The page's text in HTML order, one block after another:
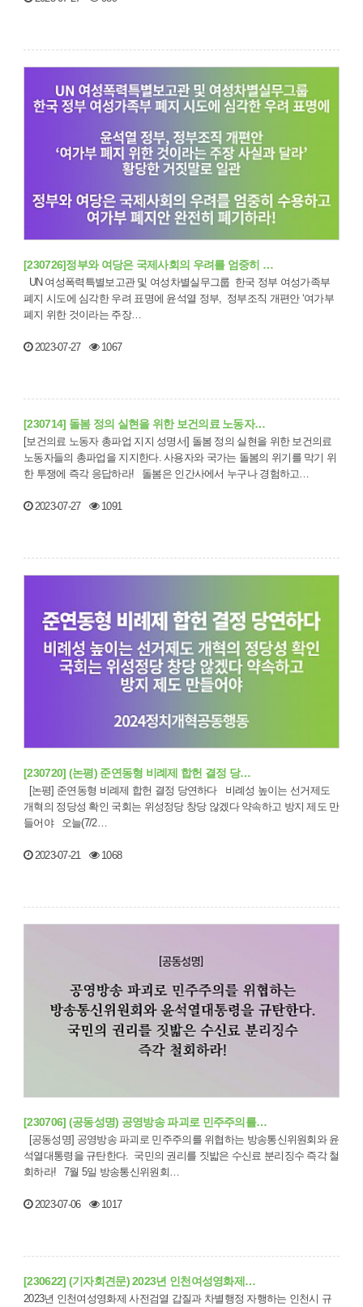
[230726]정부와 여당은 국제사회의 우려를 엄중히 …
폐지 시도에 심각한 우려 표명에 윤석열 정부, 정부조직 개편안 ‘여가부
폐지 위한 것이라는 주장…
2023-07-27 1067
[230714] 돌봄 정의 실현을 위한 보건의료 노동자…
[보건의료 노동자 총파업 지지 성명서] 돌봄 정의 실현을 위한 보건의료
노동자들의 총파업을 지지한다. 사용자와 국가는 돌봄의 위기를 막기 위
한 투쟁에 즉각 응답하라! 돌봄은 인간사에서 누구나 경험하고…
2023-07-27 1091
[230720] (논평) 준연동형 비례제 합헌 결정 당…
개혁의 정당성 확인 국회는 위성정당 창당 않겠다 약속하고 방지 제도 만
들어야 오늘(7/2…
2023-07-21 1068
[230706] (공동성명) 공영방송 파괴로 민주주의를…
석열대통령을 규탄한다. 국민의 권리를 짓밟은 수신료 분리징수 즉각 철
회하라! 7월 5일 방송통신위원회…
2023-07-06 1017
[230622] (기자회견문) 2023년 인천여성영화제…
2023년 인천여성영화제 사전검열 갑질과 차별행정 자행하는 인천시 규